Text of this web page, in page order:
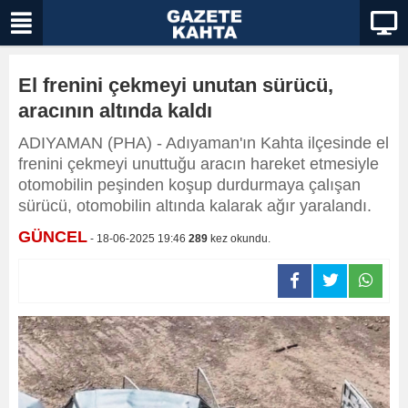
El frenini çekmeyi unutan sürücü,
aracının altında kaldı
ADIYAMAN (PHA) - Adıyaman'ın Kahta ilçesinde el
frenini çekmeyi unuttuğu aracın hareket etmesiyle
otomobilin peşinden koşup durdurmaya çalışan
sürücü, otomobilin altında kalarak ağır yaralandı.
GÜNCEL - 18-06-2025 19:46 289 kez okundu.